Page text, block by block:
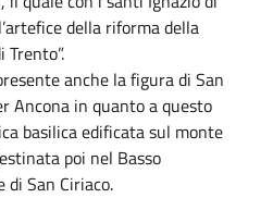
della riforma della
Trento”.
anche la figura di San
Ancona in quanto a questo
basilica edificata sul monte
poi nel Basso
di San Ciriaco.